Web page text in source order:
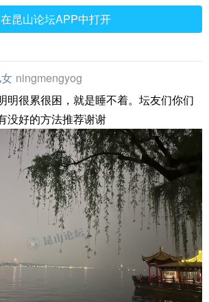
在昆山论坛APP中打开
ningmengyoga
明很累很困，就是睡不着。坛友们你们
没好的方法推荐谢谢